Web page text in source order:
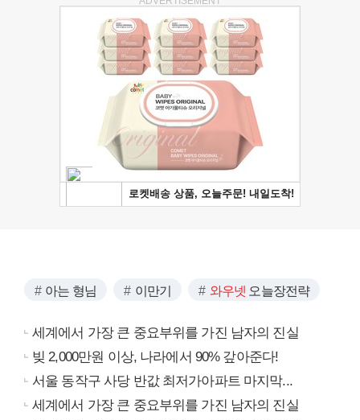
아는 형님 이만기 와우넷 오늘장전략
세계에서 가장 큰 중요부위를 가진 남자의 진실
빚 2,000만원 이상, 나라에서 90% 갚아준다!
서울 동작구 사당 반값 최저가아파트 마지막...
세계에서 가장 큰 중요부위를 가진 남자의 진실